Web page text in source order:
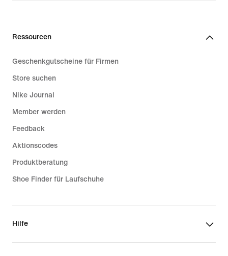
Ressourcen
Geschenkgutscheine für Firmen
Store suchen
Nike Journal
Member werden
Feedback
Aktionscodes
Produktberatung
Shoe Finder für Laufschuhe
Hilfe